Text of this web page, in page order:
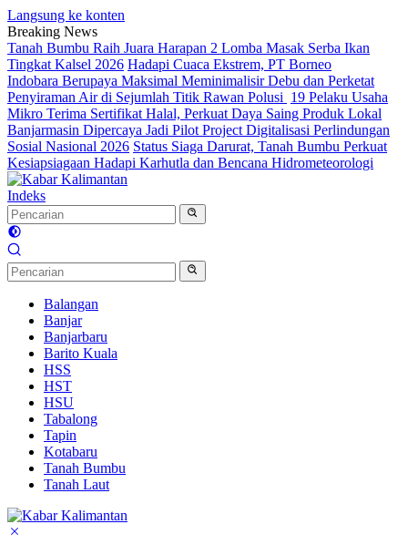
Langsung ke konten
Breaking News
Tanah Bumbu Raih Juara Harapan 2 Lomba Masak Serba Ikan
Tingkat Kalsel 2026 Hadapi Cuaca Ekstrem, PT Borneo
Indobara Berupaya Maksimal Meminimalisir Debu dan Perketat
Penyiraman Air di Sejumlah Titik Rawan Polusi 19 Pelaku Usaha
Mikro Terima Sertifikat Halal, Perkuat Daya Saing Produk Lokal
Banjarmasin Dipercaya Jadi Pilot Project Digitalisasi Perlindungan
Sosial Nasional 2026 Status Siaga Darurat, Tanah Bumbu Perkuat
Kesiapsiagaan Hadapi Karhutla dan Bencana Hidrometeorologi
Indeks
Balangan
Banjar
Banjarbaru
Barito Kuala
HSS
HST
HSU
Tabalong
Tapin
Kotabaru
Tanah Bumbu
Tanah Laut